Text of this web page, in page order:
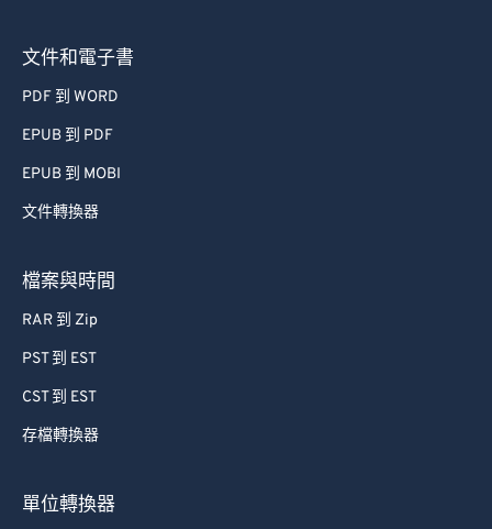
文件和電子書
PDF 到 WORD
EPUB 到 PDF
EPUB 到 MOBI
文件轉換器
檔案與時間
RAR 到 Zip
PST 到 EST
CST 到 EST
存檔轉換器
單位轉換器